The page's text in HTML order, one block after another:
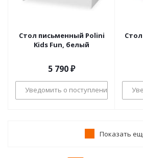
Стол письменный Polini
Kids Fun, белый
5 790₽
Уведомить о поступлении
Показать